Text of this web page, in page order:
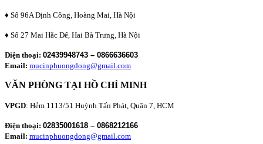
♦ Số 96A Định Công, Hoàng Mai, Hà Nội
♦ Số 27 Mai Hắc Đế, Hai Bà Trưng, Hà Nội
Điện thoại: 02439948743 – 0866636603
Email: mucinphuongdong@gmail.com
VĂN PHÒNG TẠI HỒ CHÍ MINH
VPGD: Hẻm 1113/51 Huỳnh Tấn Phát, Quận 7, HCM
Điện thoại: 02835001618 – 0868212166
Email: mucinphuongdong@gmail.com